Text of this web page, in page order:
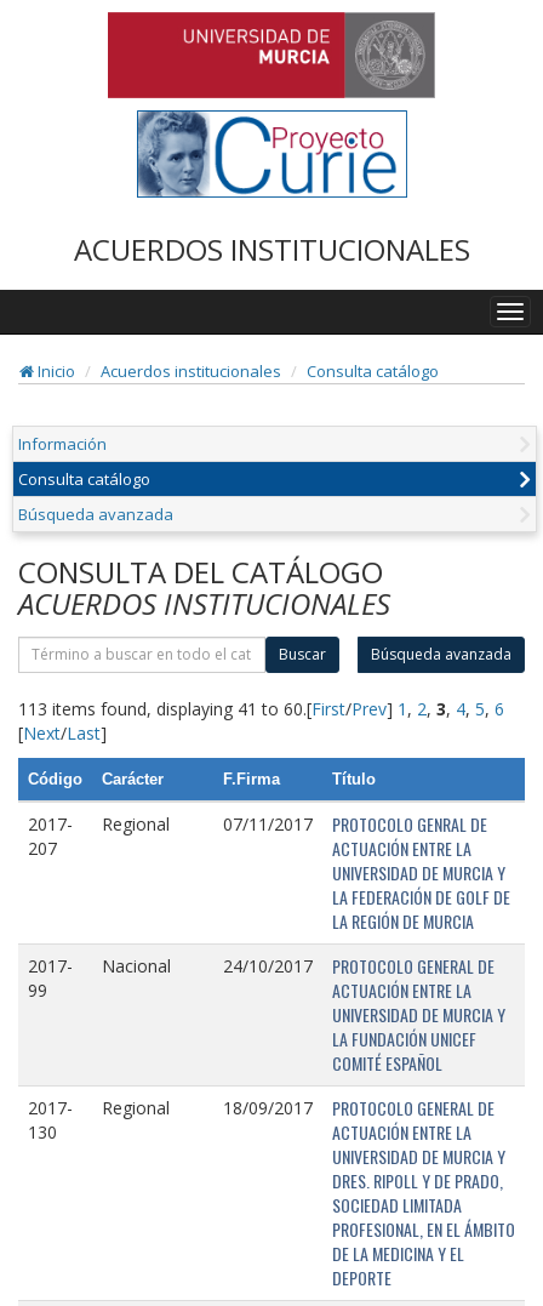
ACUERDOS INSTITUCIONALES
Inicio
Acuerdos institucionales Consulta catálogo
Información
Consulta catálogo
Búsqueda avanzada
CONSULTA DEL CATÁLOGO
ACUERDOS INSTITUCIONALES
Buscar Búsqueda avanzada
113 items found, displaying 41 to 60.[First/Prev] 1 , 2, 3, 4, 5, 6
[Next/Last]
Código Carácter F.Firma Título
2017-
207
Regional 07/11/2017
PROTOCOLO GENRAL DE
ACTUACIÓN ENTRE LA
UNIVERSIDAD DE MURCIA Y
LA FEDERACIÓN DE GOLF DE
LA REGIÓN DE MURCIA
2017-
99
Nacional 24/10/2017
PROTOCOLO GENERAL DE
ACTUACIÓN ENTRE LA
UNIVERSIDAD DE MURCIA Y
LA FUNDACIÓN UNICEF
COMITÉ ESPAÑOL
2017-
130
Regional 18/09/2017
PROTOCOLO GENERAL DE
ACTUACIÓN ENTRE LA
UNIVERSIDAD DE MURCIA Y
DRES. RIPOLL Y DE PRADO,
SOCIEDAD LIMITADA
PROFESIONAL, EN EL ÁMBITO
DE LA MEDICINA Y EL
DEPORTE